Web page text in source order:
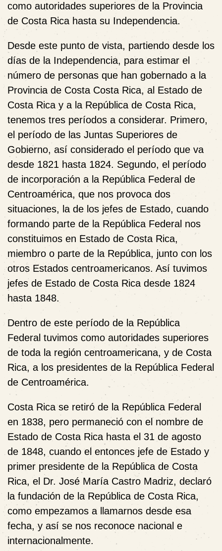
como autoridades superiores de la Provincia
de Costa Rica hasta su Independencia.
Desde este punto de vista, partiendo desde los
días de la Independencia, para estimar el
número de personas que han gobernado a la
Provincia de Costa Costa Rica, al Estado de
Costa Rica y a la República de Costa Rica,
tenemos tres períodos a considerar. Primero,
el período de las Juntas Superiores de
Gobierno, así considerado el período que va
desde 1821 hasta 1824. Segundo, el período
de incorporación a la República Federal de
Centroamérica, que nos provoca dos
situaciones, la de los jefes de Estado, cuando
formando parte de la República Federal nos
constituimos en Estado de Costa Rica,
miembro o parte de la República, junto con los
otros Estados centroamericanos. Así tuvimos
jefes de Estado de Costa Rica desde 1824
hasta 1848.
Dentro de este período de la República
Federal tuvimos como autoridades superiores
de toda la región centroamericana, y de Costa
Rica, a los presidentes de la República Federal
de Centroamérica.
Costa Rica se retiró de la República Federal
en 1838, pero permaneció con el nombre de
Estado de Costa Rica hasta el 31 de agosto
de 1848, cuando el entonces jefe de Estado y
primer presidente de la República de Costa
Rica, el Dr. José María Castro Madriz, declaró
la fundación de la República de Costa Rica,
como empezamos a llamarnos desde esa
fecha, y así se nos reconoce nacional e
internacionalmente.